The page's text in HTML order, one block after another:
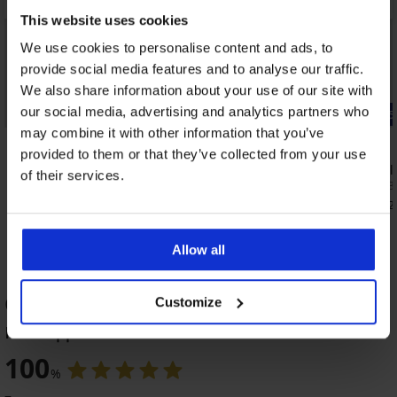
This website uses cookies
We use cookies to personalise content and ads, to
provide social media features and to analyse our traffic.
We also share information about your use of our site with
our social media, advertising and analytics partners who
may combine it with other information that you’ve
provided to them or that they’ve collected from your use
of their services.
Allow all
Customize
4,9
-25% ALL25
4,9
Сутиен Galla неподплатен
36,99 €(72,35 лв.)
-25% ALL25
Сутиен
ОЦЕНКА НА ПРОДУКТ Сутиен Athina
неподплатен
100%